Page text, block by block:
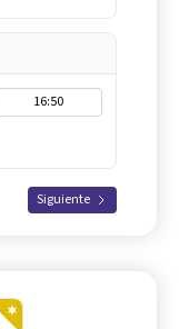
16:50
Siguiente